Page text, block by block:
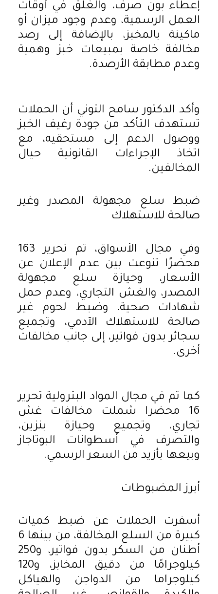
إعطاء بون صرف، والغلق في أوقات
العمل الرسمية، وعدم وجود ميزان أو
ماكينة بالمخبز، بالإضافة إلى رصد
مخالفة خاصة بمبيعات خبز وهمية
وعدم مطابقة الأرصدة.
وأكد الدكتور سامح التوني أن الحملات
تستهدف التأكد من جودة رغيف الخبز
ووصول الدعم إلى مستحقيه، مع
اتخاذ الإجراءات القانونية حيال
المخالفين.
ضبط سلع مجهولة المصدر وغير
صالحة للاستهلاك
وفي مجال الأسواق، تم تحرير 163
محضرًا تنوعت بين عدم الإعلان عن
الأسعار، وحيازة سلع مجهولة
المصدر، والغش التجاري، وعدم حمل
شهادات صحية، وضبط لحوم غير
صالحة للاستهلاك الآدمي، وتجميع
سجائر بدون فواتير، إلى جانب مخالفات
أخرى.
كما تم في مجال المواد البترولية تحرير
16 محضرا شملت مخالفات غش
تجاري، وتجميع وحيازة بنزين،
والتصرف في أسطوانات البوتاجاز
وبيعها بأزيد من السعر الرسمي.
أبرز المضبوطات
أسفرت الحملات عن ضبط كميات
كبيرة من السلع المخالفة، من بينها 6
أطنان من السكر بدون فواتير، و250
كيلوجرامًا من دقيق المخابز، و120
كيلوجراما من الدواجن والهياكل